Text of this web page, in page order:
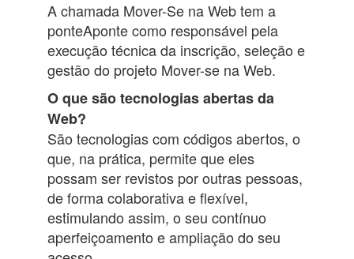
A chamada Mover-Se na Web tem a
ponteAponte como responsável pela
execução técnica da inscrição, seleção e
gestão do projeto Mover-se na Web.
O que são tecnologias abertas da
Web?
São tecnologias com códigos abertos, o
que, na prática, permite que eles
possam ser revistos por outras pessoas,
de forma colaborativa e flexível,
estimulando assim, o seu contínuo
aperfeiçoamento e ampliação do seu